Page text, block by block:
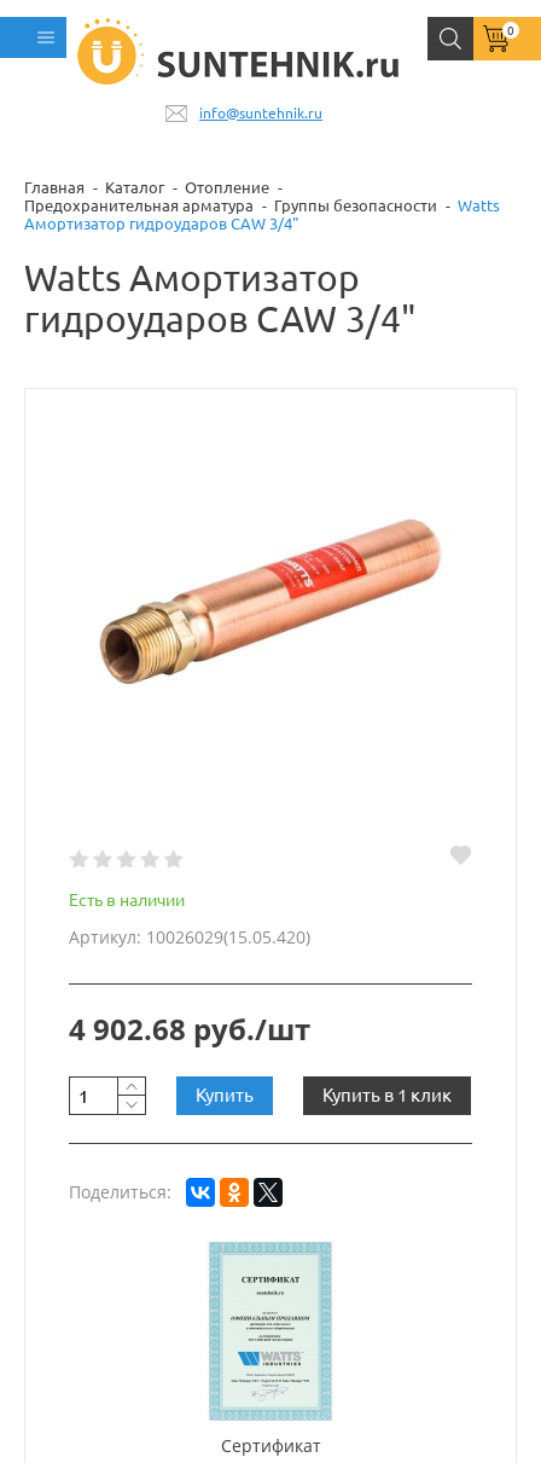
info@suntehnik.ru
0
Главная Каталог
Отопление
Предохранительная арматура
Группы безопасности
Watts
Амортизатор гидроударов CAW 3/4"
Watts Амортизатор
гидроударов CAW 3/4"
Есть в наличии
Артикул: 10026029(15.05.420)
4 902.68 руб./шт
Купить Купить в 1 клик
Поделиться:
Сертификат